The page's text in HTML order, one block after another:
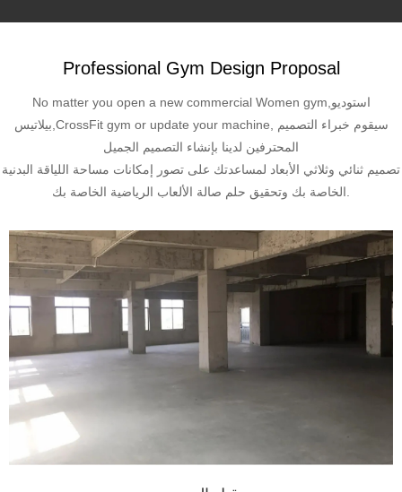
Professional Gym Design Proposal
No matter you open a new commercial Women gym,استوديو
بيلاتيس,CrossFit gym or update your machine, سيقوم خبراء التصميم
المحترفين لدينا بإنشاء التصميم الجميل
تصميم ثنائي وثلاثي الأبعاد لمساعدتك على تصور إمكانات مساحة اللياقة البدنية